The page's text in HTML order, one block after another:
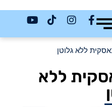
ללא גלוטן
ללא